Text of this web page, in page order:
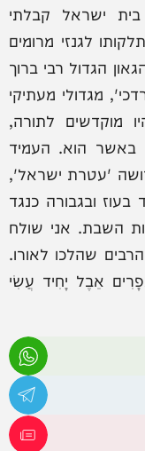
ישראל קבלתי
לגנזי מרומים
הגדול רבי ברוך
מגדולי מעתיקי
מוקדשים לתורה,
באשר הוא. העמיד
'עטרת ישראל',
ובגבורה כנגד
השבת. אני שולח
שהלכו לאורו.
אֵבֶל יָחִיד עֲשִׂי